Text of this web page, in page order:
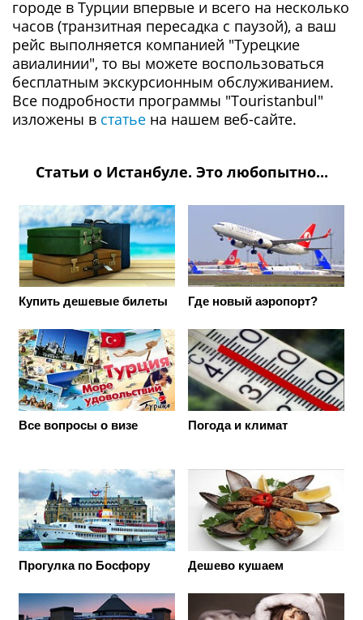
городе в Турции впервые и всего на несколько
часов (транзитная пересадка с паузой), а ваш
рейс выполняется компанией "Турецкие
авиалинии", то вы можете воспользоваться
бесплатным экскурсионным обслуживанием.
Все подробности программы "Touristanbul"
изложены в статье на нашем веб-сайте.
Статьи о Истанбуле. Это любопытно...
Купить дешевые билеты Где новый аэропорт?
Все вопросы о визе Погода и климат
Прогулка по Босфору Дешево кушаем